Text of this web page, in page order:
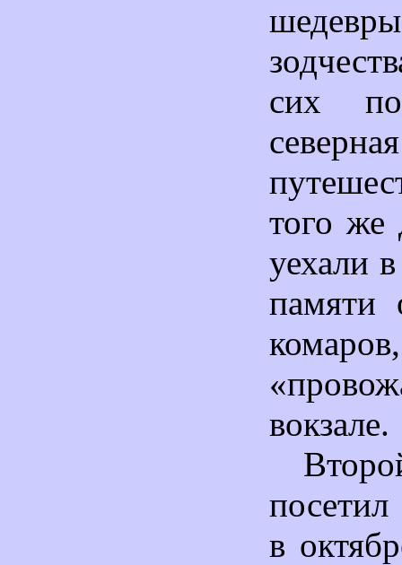
сих
того же
уехали
памяти
вокзале.
посетил
в